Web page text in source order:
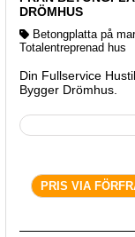
DRÖMHUS
Betongplatta på
Totalentreprenad hus
Din Fullservice
Bygger Drömhus.
PRIS VIA